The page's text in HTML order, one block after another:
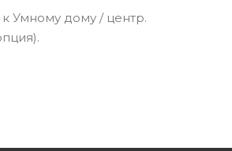
Умному дому / центр.